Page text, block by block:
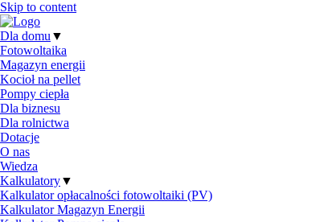
Skip to content
Dla domu ▼
Fotowoltaika
Magazyn energii
Kocioł na pellet
Pompy ciepła
Dla biznesu
Dla rolnictwa
Dotacje
O nas
Wiedza
Kalkulatory▼
Kalkulator opłacalności fotowoltaiki (PV)
Kalkulator Magazyn Energii